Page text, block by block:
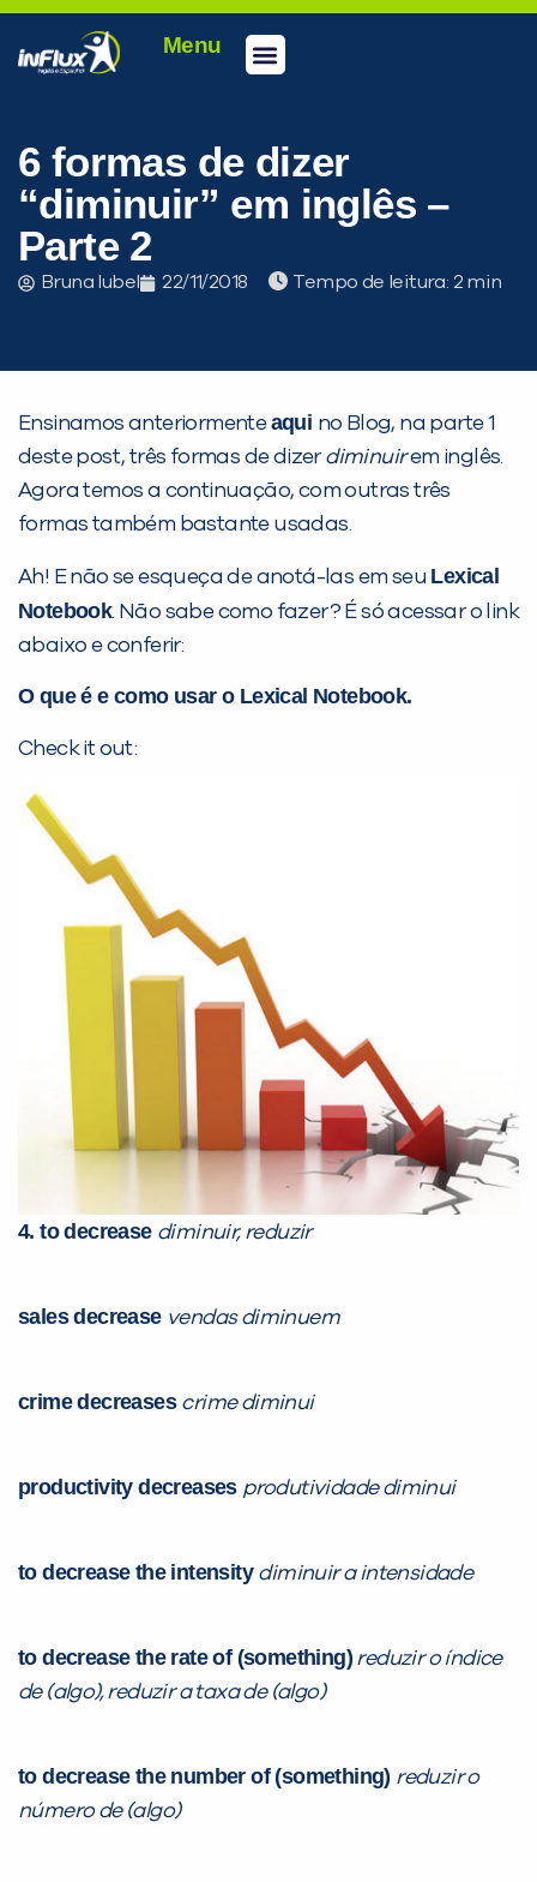
Menu
6 formas de dizer
“diminuir” em inglês –
Parte 2
Bruna Iubel 22/11/2018 Tempo de leitura:
Ensinamos anteriormenteaqui no Blog, na parte 1
deste post, três formas de dizerdiminuirem inglês.
Agora temos a continuação, com outras três
formas também bastante usadas.
Ah! E não se esqueça de anotá-las em seu Lexical
Notebook. Não sabe como fazer? É só acessar o link
abaixo e conferir:
O que é e como usar o Lexical Notebook.
Check it out:
4. to decrease diminuir, reduzir
sales decrease vendas diminuem
crime decreases crime diminui
productivity decreases produtividade diminui
to decrease the intensity diminuir a intensidade
to decrease the rate of (something) reduzir o índice
de (algo), reduzir a taxa de (algo)
to decrease the number of (something) reduzir o
número de (algo)
PEÇA UMA DEMONSTRAÇÃO DE MÉTODO
Desculpe!
Não encontramos nenhuma unidade
Preencha com seus dados abaixo e
já vamos te colocar em contato
com a
Sim Não
VOLTAR